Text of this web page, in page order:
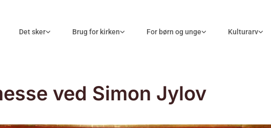
Det sker Brug for kirken For børn og unge Kulturarv
ved Simon Jylov